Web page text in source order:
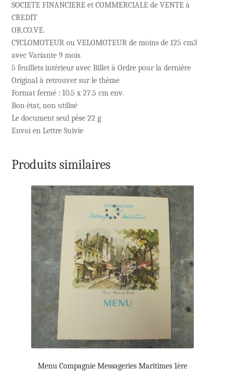
SOCIETE FINANCIERE et COMMERCIALE de VENTE à
CREDIT
OR.CO.VE.
CYCLOMOTEUR ou VELOMOTEUR de moins de 125 cm3
avec Variante 9 mois
5 feuillets intérieur avec Billet à Ordre pour la dernière
Original à retrouver sur le thème
Format fermé : 10.5 x 27.5 cm env.
Bon état, non utilisé
Le document seul pèse 22 g
Envoi en Lettre Suivie
Produits similaires
Menu Compagnie Messageries Maritimes 1ère